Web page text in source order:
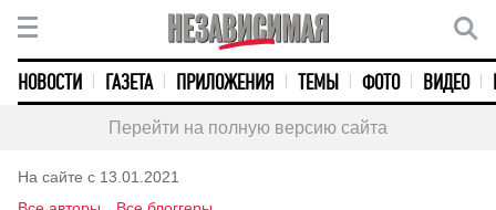
НОВОСТИ ГАЗЕТА ПРИЛОЖЕНИЯ ТЕМЫ ФОТО ВИДЕО
Перейти на полную версию сайта
На сайте с 13.01.2021